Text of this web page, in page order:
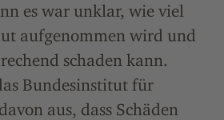
es war unklar, wie viel
aufgenommen wird und
schaden kann.
Bundesinstitut für
aus, dass Schäden